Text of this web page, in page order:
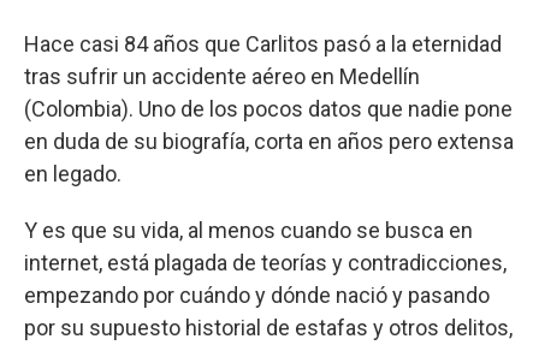
Hace casi 84 años que Carlitos pasó a la eternidad
tras sufrir un accidente aéreo en Medellín
(Colombia). Uno de los pocos datos que nadie pone
en duda de su biografía, corta en años pero extensa
en legado.
Y es que su vida, al menos cuando se busca en
internet, está plagada de teorías y contradicciones,
empezando por cuándo y dónde nació y pasando
por su supuesto historial de estafas y otros delitos,